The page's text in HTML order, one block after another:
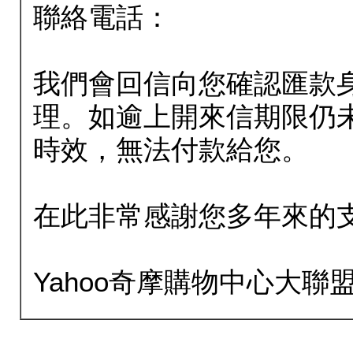
聯絡電話：
我們會回信向您確認匯款
理。如逾上開來信期限仍
時效，無法付款給您。
在此非常感謝您多年來的
Yahoo奇摩購物中心大